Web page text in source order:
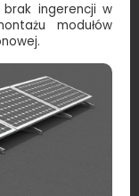
ingerencji w
modułów